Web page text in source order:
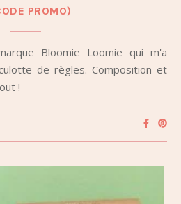
PROMO)
de règles. Composition et
!